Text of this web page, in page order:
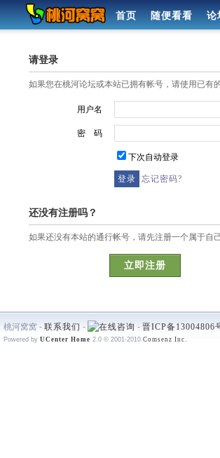
首页 随便看看 论
请登录
如果您在桃河论坛或本站已拥有帐号，请使用已有
用户名
密 码
下次自动登录
忘记密码?
还没有注册吗？
如果还没有本站的通行帐号，请先注册一个属于自
立即注册
桃河窝窝 - 联系我们 - - 晋ICP备13004806
Powered by UCenter Home 2.0 © 2001-2010 Comsenz Inc.